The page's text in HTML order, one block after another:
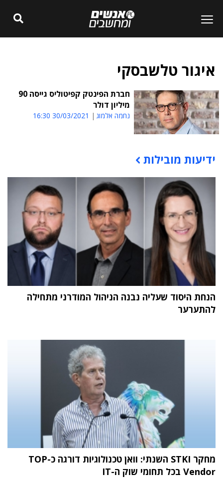
איגור טלשבסקי
חברת הפינטק קפיטוליס גייסה 90
מיליון דולר
נחמה אלמוג 30/03/2021 16:30
תוכן פרסומי
ידיעות מובילות
הנחת היסוד שעליה נבנה הניהול המודרני מתחילה
להתערער
מחקר STKI השנתי: וואן טכנולוגיות דורגה כ-TOP
Vendor בכל תחומי שוק ה-IT